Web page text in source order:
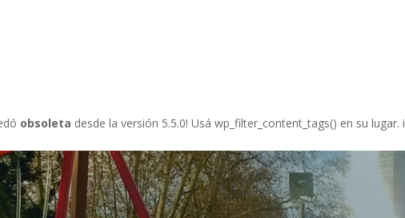
obsoleta desde la versión 5.5.0! Usá wp_filter_content_tags() en su lugar.